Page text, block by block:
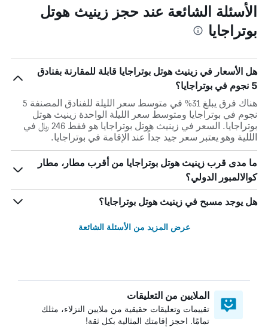
الأسئلة الشائعة عند حجز زينيث هوتل
بوتراجايا
هل الأسعار في زينيث هوتل بوتراجايا قابلة للمقارنة بفنادق
5 نجوم في بوتراجايا؟
هناك فرق يبلغ 31% في متوسط ​​سعر الليلة للفنادق المصنفة 5
نجوم في بوتراجايا ومتوسط ​​سعر الليلة الواحدة زينيث هوتل
بوتراجايا. السعر في زينيث هوتل بوتراجايا هو فقط 246 ﷼ في
الللية وهو يعتبر سعر جيد جداً عند الإقامة في بوتراجايا.
ما مدى قرب زينيث هوتل بوتراجايا من أقرب مطار، مطار
كوالالمبور الدولي؟
هل يوجد مسبح في زينيث هوتل بوتراجايا؟
عرض المزيد من الأسئلة الشائعة
الملايين من التعليقات
تقييمات وتعليقات حقيقية من ملايين النزلاء، مثلك
تمامًا. احجز إقامتك المثالية بكل ثقة!